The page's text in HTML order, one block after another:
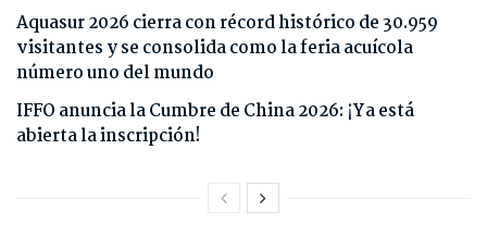
Aquasur 2026 cierra con récord histórico de 30.959
visitantes y se consolida como la feria acuícola
número uno del mundo
IFFO anuncia la Cumbre de China 2026: ¡Ya está
abierta la inscripción!